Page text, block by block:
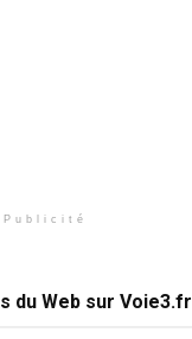
Publicité
du Web sur Voie3.fr